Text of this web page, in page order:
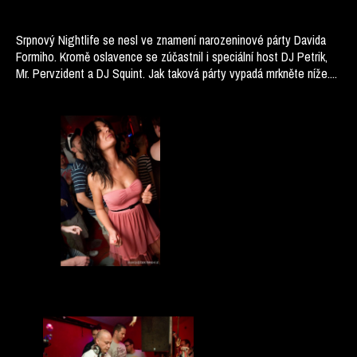
Srpnový Nightlife se nesl ve znamení narozeninové párty Davida
Formiho. Kromě oslavence se zúčastnil i speciální host DJ Petrik,
Mr. Pervzident a DJ Squint. Jak taková párty vypadá mrkněte níže....